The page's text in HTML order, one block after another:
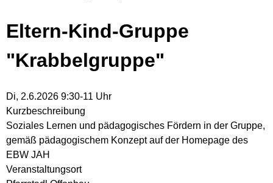
Eltern-Kind-Gruppe
"Krabbelgruppe"
Di, 2.6.2026 9:30-11 Uhr
Kurzbeschreibung
Soziales Lernen und pädagogisches Fördern in der Gruppe,
gemäß pädagogischem Konzept auf der Homepage des
EBW JAH
Veranstaltungsort